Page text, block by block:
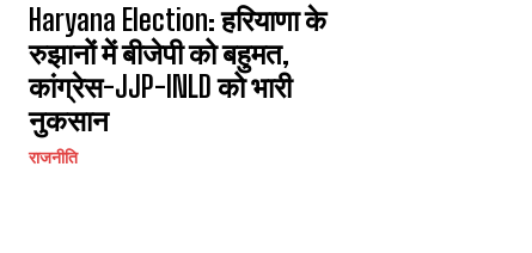
Haryana Election: हरियाणा के
रुझानों में बीजेपी को बहुमत,
कांग्रेस-JJP-INLD को भारी
नुकसान
राजनीति